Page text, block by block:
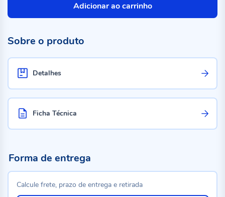
Adicionar ao carrinho
Sobre o produto
Detalhes
Ficha Técnica
Forma de entrega
Calcule frete, prazo de entrega e retirada